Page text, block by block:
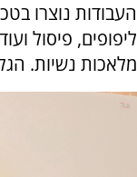
העבודות נוצרו
ליפופים, פיסול
מלאכות נשיות.